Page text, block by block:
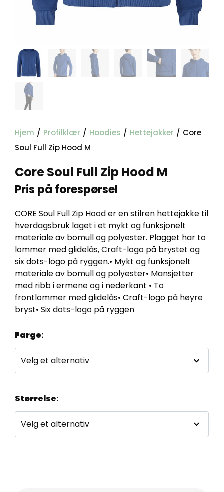
Hjem / Profilklær / Hoodies / Hettejakker / Core
Soul Full Zip Hood M
Core Soul Full Zip Hood M
Pris på forespørsel
CORE Soul Full Zip Hood er en stilren hettejakke til
hverdagsbruk laget i et mykt og funksjonelt
materiale av bomull og polyester. Plagget har to
lommer med glidelås, Craft-logo på brystet og
six dots-logo på ryggen.• Mykt og funksjonelt
materiale av bomull og polyester• Mansjetter
med ribb i ermene og i nederkant • To
frontlommer med glidelås• Craft-logo på høyre
bryst• Six dots-logo på ryggen
Farge:
Størrelse: